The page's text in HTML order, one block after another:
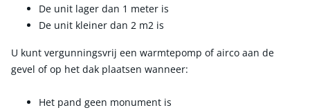
De unit lager dan 1 meter is
De unit kleiner dan 2 m2 is
U kunt vergunningsvrij een warmtepomp of airco aan de
gevel of op het dak plaatsen wanneer:
Het pand geen monument is